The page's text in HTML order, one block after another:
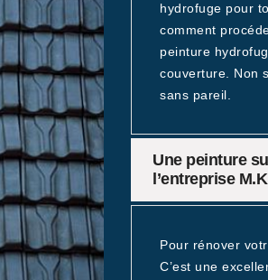
hydrofuge pour
comment
peinture
couverture. Non
sans pareil.
Une peinture
l’entreprise
Pour rénover
C’est une